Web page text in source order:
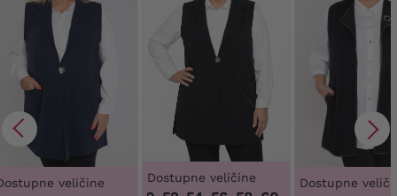
veličine Dostupne veličine Dostupne